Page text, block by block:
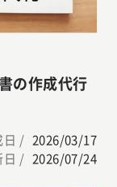
の作成代行
日 / 2026/03/17
日 / 2026/07/24